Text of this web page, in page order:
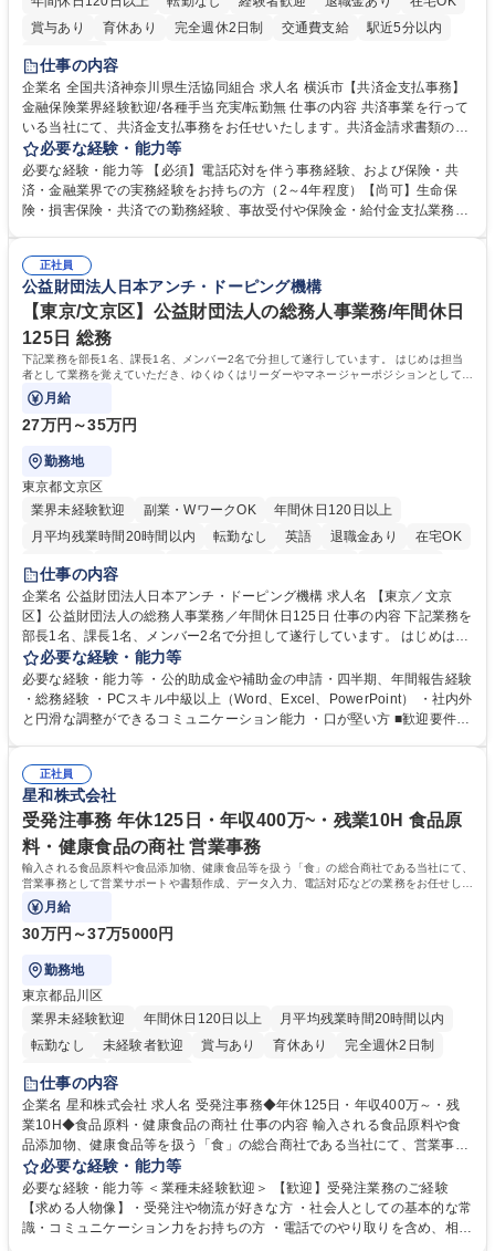
賞与あり
育休あり 完全週休2日制 交通費支給
駅近5分以内
土日祝休み
仕事の内容
企業名 全国共済神奈川県生活協同組合 求人名 横浜市【共済金支払事務】
金融保険業界経験歓迎/各種手当充実/転勤無 仕事の内容 共済事業を行って
いる当社にて、共済金支払事務をお任せいたします。共済金請求書類の受
付・内容確認・審査・データ入力のほか、加入者様や医療機関等からの問
い合わせ電話対応や書類発送等を担当します。 ■共済金請求書類の受付、
内容確認、および共済金支払に関する審査・事務処理業務全般を担当 ■専
用システムへのデータ入力、各種必要書類の作成・発送作業 ■加入者様や
指定する業務 募集職種 横浜市【共済金支払事務】金融保険業界経験歓迎/
各種手当充実/転勤無
必要な経験・能力等
必要な経験・能力等 【必須】電話応対を伴う事務経験、および保険・共
済・金融業界での実務経験をお持ちの方（2～4年程度）【尚可】生命保
険・損害保険・共済での勤務経験、事故受付や保険金・給付金支払業務経
務へのキャリアチェンジ希望者も大歓迎です！ 学歴・資格 学歴：大学院
大学 高専 短大 専修学校 高校 語学力： 資格：
正社員
公益財団法人日本アンチ・ドーピング機構
【東京/文京区】公益財団法人の総務人事業務/年間休日
125日 総務
下記業務を部長1名、課長1名、メンバー2名で分担して遂行しています。 はじめは担当
者として業務を覚えていただき、ゆくゆくはリーダーやマネージャーポジションとして活
躍いただくことを期待しています。
月給
27万円～35万円
勤務地
東京都文京区
業界未経験歓迎
副業・WワークOK
年間休日120日以上
月平均残業時間20時間以内
転勤なし 英語 退職金あり
在宅OK
賞与あり
育休あり
食事補助あり
仕事の内容
企業名 公益財団法人日本アンチ・ドーピング機構 求人名 【東京／文京
区】公益財団法人の総務人事業務／年間休日125日 仕事の内容 下記業務を
部長1名、課長1名、メンバー2名で分担して遂行しています。 はじめは担
当者として業務を覚えていただき、ゆくゆくはリーダーやマネージャーポ
ジションとして活躍いただくことを期待しています。 【総務・人事グルー
プの業務内容】 ・人事制度関連 ・採用活動 ・教育研修の企画、実行 ・勤
怠管理 ・官公庁への各種提出 ・法定の会議運営（評議員会、理事会） ・
管理 ・福利厚生関連 ・職員からの問合せ、相談対応 ・その他日常の総務
業務全般 募集職種 【東京／文京区】公益財団法人の総務人事業務／年間
休日125日
必要な経験・能力等
必要な経験・能力等 ・公的助成金や補助金の申請・四半期、年間報告経験
・総務経験 ・PCスキル中級以上（Word、Excel、PowerPoint） ・社内外
と円滑な調整ができるコミュニケーション能力 ・口が堅い方 ■歓迎要件
正社員
星和株式会社
受発注事務 年休125日・年収400万~・残業10H 食品原
料・健康食品の商社 営業事務
輸入される食品原料や食品添加物、健康食品等を扱う「食」の総合商社である当社にて、
営業事務として営業サポートや書類作成、データ入力、電話対応などの業務をお任せしま
す。
月給
30万円～37万5000円
勤務地
東京都品川区
業界未経験歓迎
年間休日120日以上
月平均残業時間20時間以内
転勤なし
未経験者歓迎 賞与あり 育休あり
完全週休2日制
交通費支給
仕事の内容
企業名 星和株式会社 求人名 受発注事務◆年休125日・年収400万～・残
業10H◆食品原料・健康食品の商社 仕事の内容 輸入される食品原料や食
品添加物、健康食品等を扱う「食」の総合商社である当社にて、営業事務
として営業サポートや書類作成、データ入力、電話対応などの業務をお任
せします。 ・受注／出荷指示／売上管理／仕入管理／在庫管理／お客様や
倉庫と電話確認など、販売に関わる事務、営業サポートをお願いします。
・入社後は商品について覚えることから始め、先輩社員OJTと共に業務を
必要な経験・能力等
必要な経験・能力等 ＜業種未経験歓迎＞ 【歓迎】受発注業務のご経験
【求める人物像】・受発注や物流が好きな方 ・社会人としての基本的な常
識・コミュニケーション力をお持ちの方 ・電話でのやり取りを含め、相手